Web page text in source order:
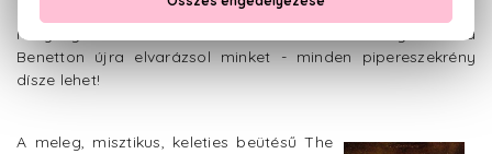
módon – a borostyánkő balanszírozza a különleges
mélységet az illatban. A babát ábrázoló üvegcsével a
Benetton újra elvarázsol minket - minden pipereszekrény
dísze lehet!
A meleg, misztikus, keleties beütésű The